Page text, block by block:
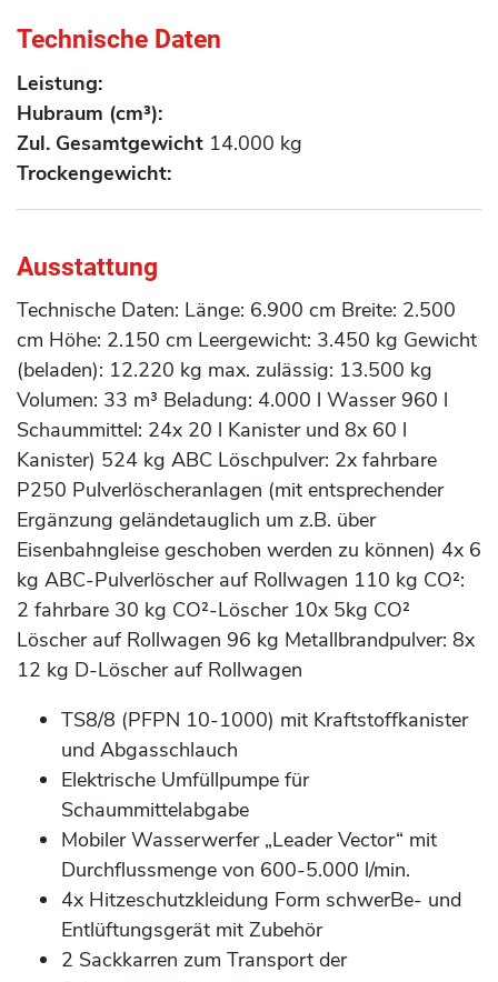
Technische Daten
Leistung:
Hubraum (cm³):
Zul. Gesamtgewicht 14.000 kg
Trockengewicht:
Ausstattung
Technische Daten: Länge: 6.900 cm Breite: 2.500
cm Höhe: 2.150 cm Leergewicht: 3.450 kg Gewicht
(beladen): 12.220 kg max. zulässig: 13.500 kg
Volumen: 33 m³ Beladung: 4.000 l Wasser 960 l
Schaummittel: 24x 20 l Kanister und 8x 60 l
Kanister) 524 kg ABC Löschpulver: 2x fahrbare
P250 Pulverlöscheranlagen (mit entsprechender
Ergänzung geländetauglich um z.B. über
Eisenbahngleise geschoben werden zu können) 4x 6
kg ABC-Pulverlöscher auf Rollwagen 110 kg CO²:
2 fahrbare 30 kg CO²-Löscher 10x 5kg CO²
Löscher auf Rollwagen 96 kg Metallbrandpulver: 8x
12 kg D-Löscher auf Rollwagen
TS8/8 (PFPN 10-1000) mit Kraftstoffkanister
und Abgasschlauch
Elektrische Umfüllpumpe für
Schaummittelabgabe
Mobiler Wasserwerfer „Leader Vector“ mit
Durchflussmenge von 600-5.000 l/min.
4x Hitzeschutzkleidung Form schwerBe- und
Entlüftungsgerät mit Zubehör
2 Sackkarren zum Transport der